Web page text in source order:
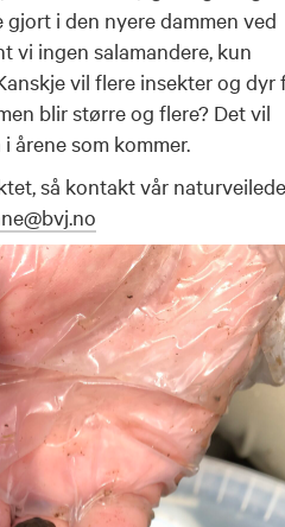
i den nyere dammen ved
vi ingen salamandere, kun
vil flere insekter og dyr
blir større og flere? Det vil
årene som kommer.
så kontakt vår